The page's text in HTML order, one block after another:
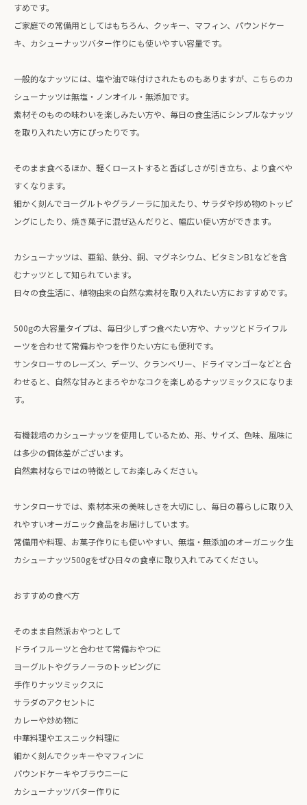
すめです。
ご家庭での常備用としてはもちろん、クッキー、マフィン、パウンドケー
キ、カシューナッツバター作りにも使いやすい容量です。
一般的なナッツには、塩や油で味付けされたものもありますが、こちらのカ
シューナッツは無塩・ノンオイル・無添加です。
素材そのものの味わいを楽しみたい方や、毎日の食生活にシンプルなナッツ
を取り入れたい方にぴったりです。
そのまま食べるほか、軽くローストすると香ばしさが引き立ち、より食べや
すくなります。
細かく刻んでヨーグルトやグラノーラに加えたり、サラダや炒め物のトッピ
ングにしたり、焼き菓子に混ぜ込んだりと、幅広い使い方ができます。
カシューナッツは、亜鉛、鉄分、銅、マグネシウム、ビタミンB1などを含
むナッツとして知られています。
日々の食生活に、植物由来の自然な素材を取り入れたい方におすすめです。
500gの大容量タイプは、毎日少しずつ食べたい方や、ナッツとドライフル
ーツを合わせて常備おやつを作りたい方にも便利です。
サンタローサのレーズン、デーツ、クランベリー、ドライマンゴーなどと合
わせると、自然な甘みとまろやかなコクを楽しめるナッツミックスになりま
す。
有機栽培のカシューナッツを使用しているため、形、サイズ、色味、風味に
は多少の個体差がございます。
自然素材ならではの特徴としてお楽しみください。
サンタローサでは、素材本来の美味しさを大切にし、毎日の暮らしに取り入
れやすいオーガニック食品をお届けしています。
常備用や料理、お菓子作りにも使いやすい、無塩・無添加のオーガニック生
カシューナッツ500gをぜひ日々の食卓に取り入れてみてください。
おすすめの食べ方
そのまま自然派おやつとして
ドライフルーツと合わせて常備おやつに
ヨーグルトやグラノーラのトッピングに
手作りナッツミックスに
サラダのアクセントに
カレーや炒め物に
中華料理やエスニック料理に
細かく刻んでクッキーやマフィンに
パウンドケーキやブラウニーに
カシューナッツバター作りに